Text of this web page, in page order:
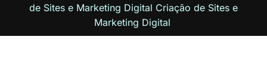
de Sites e Marketing Digital Criação de Sites e
Marketing Digital